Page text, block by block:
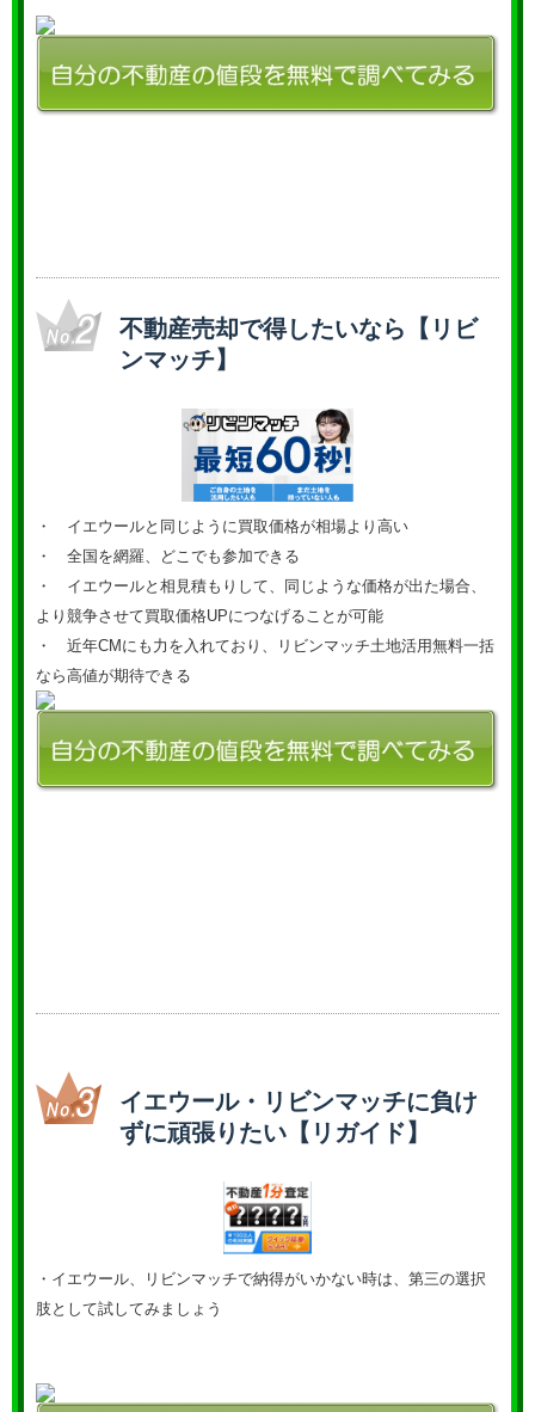
不動産売却で得したいなら【リビ
ンマッチ】
・ イエウールと同じように買取価格が相場より高い
・ 全国を網羅、どこでも参加できる
・ イエウールと相見積もりして、同じような価格が出た場合、
より競争させて買取価格UPにつなげることが可能
・ 近年CMにも力を入れており、リビンマッチ土地活用無料一括
なら高値が期待できる
イエウール・リビンマッチに負け
ずに頑張りたい【リガイド】
・イエウール、リビンマッチで納得がいかない時は、第三の選択
肢として試してみましょう